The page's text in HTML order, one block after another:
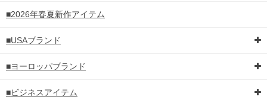
■2026年春夏新作アイテム
■USAブランド
■ヨーロッパブランド
■ビジネスアイテム